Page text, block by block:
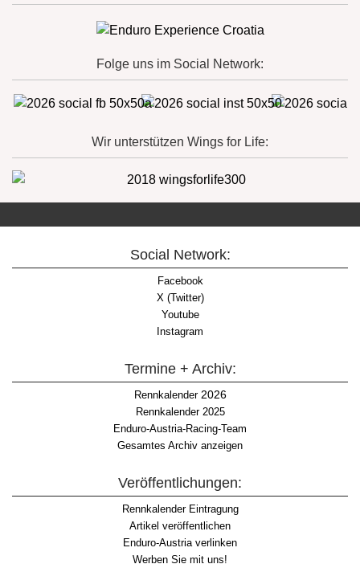
Folge uns im Social Network:
Wir unterstützen Wings for Life:
Social Network:
Facebook
X (Twitter)
Youtube
Instagram
Termine + Archiv:
Rennkalender2026
Rennkalender 2025
Enduro-Austria-Racing-Team
Gesamtes Archiv anzeigen
Veröffentlichungen:
Rennkalender Eintragung
Artikel veröffentlichen
Enduro-Austria verlinken
Werben Sie mit uns!